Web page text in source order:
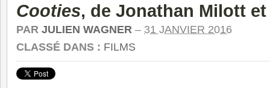
Cooties, de Jonathan Milott
PAR JULIEN WAGNER – 31 JANVIER 2016
CLASSÉ DANS : FILMS